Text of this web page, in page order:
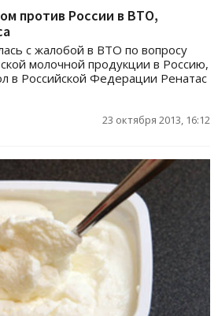
против России в ВТО,
с жалобой в ВТО по вопросу
молочной продукции в Россию,
в Российской Федерации Ренатас
23 октября 2013, 16:12